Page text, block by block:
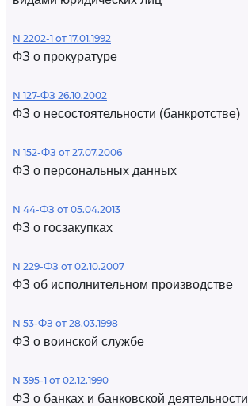
N 2202-1 от 17.01.1992
ФЗ о прокуратуре
N 127-ФЗ 26.10.2002
ФЗ о несостоятельности (банкротстве)
N 152-ФЗ от 27.07.2006
ФЗ о персональных данных
N 44-ФЗ от 05.04.2013
ФЗ о госзакупках
N 229-ФЗ от 02.10.2007
ФЗ об исполнительном производстве
N 53-ФЗ от 28.03.1998
ФЗ о воинской службе
N 395-1 от 02.12.1990
ФЗ о банках и банковской деятельности